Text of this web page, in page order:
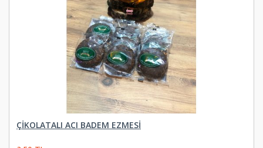
ÇİKOLATALI ACI BADEM EZMESİ